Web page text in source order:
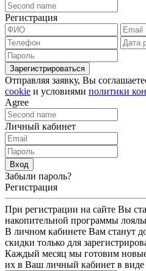
Регистрация
Зарегистрироваться
Отправляя заявку, Вы
cookie и условиями политики
Agree
Личный кабинет
Вход
Забыли пароль?
Регистрация
При регистрации на сайте Вы
накопительной программы
В личном кабинете Вам станут
скидки только для
Каждый месяц мы готовим
их в Ваш личный кабинет в виде